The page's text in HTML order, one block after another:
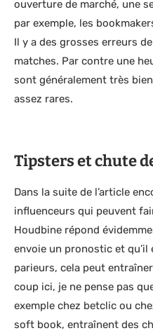
ouverture de marché, une
par exemple, les
Il y a des grosses erreurs
matches. Par contre une
sont généralement très
assez rares.
Tipsters et chute
Dans la suite de l’article
influenceurs qui peuvent
Houdbine répond
envoie un pronostic et
parieurs, cela peut
coup ici, je ne pense pas
exemple chez betclic ou
soft book, entraînent des